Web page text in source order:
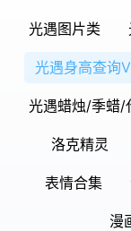
光遇图片类
光遇身高查询
光遇蜡烛/季蜡/
洛克精灵
表情合集
漫